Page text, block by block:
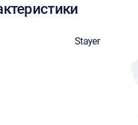
Stayer